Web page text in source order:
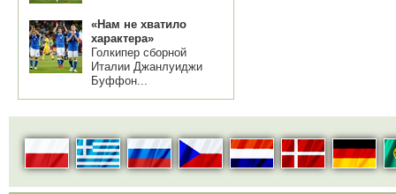
«Нам не хватило
характера»
Голкипер сборной
Италии Джанлуиджи
Буффон...